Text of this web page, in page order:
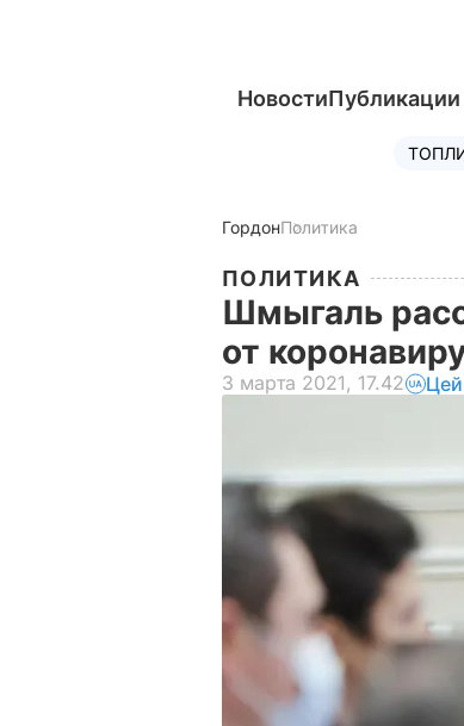
Новости
ГордонПолитика
ПОЛИТИКА
Шмыгаль
от
3 марта 2021, 17.42